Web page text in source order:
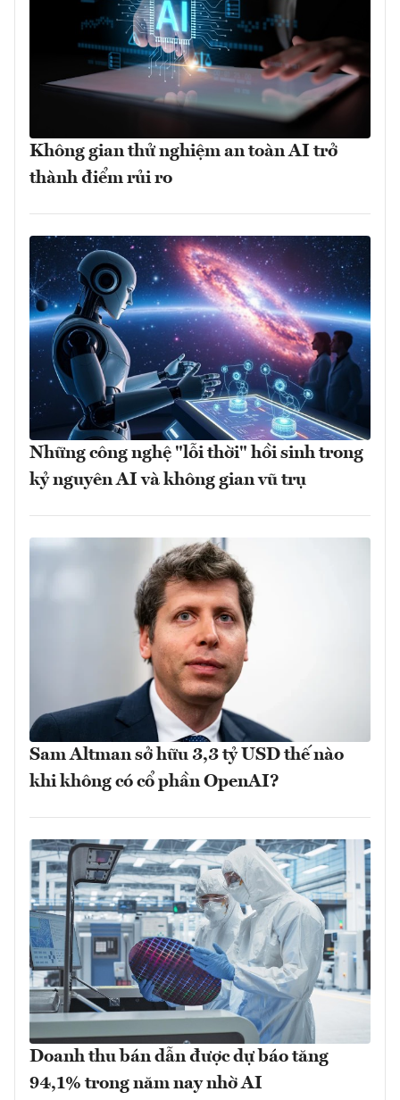
Không gian thử nghiệm an toàn AI trở
thành điểm rủi ro
Những công nghệ "lỗi thời" hồi sinh trong
kỷ nguyên AI và không gian vũ trụ
Sam Altman sở hữu 3,3 tỷ USD thế nào
khi không có cổ phần OpenAI?
Doanh thu bán dẫn được dự báo tăng
94,1% trong năm nay nhờ AI